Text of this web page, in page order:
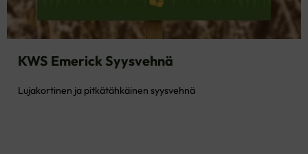
KWS Emerick Syysvehnä
Lujakortinen ja pitkätähkäinen syysvehnä